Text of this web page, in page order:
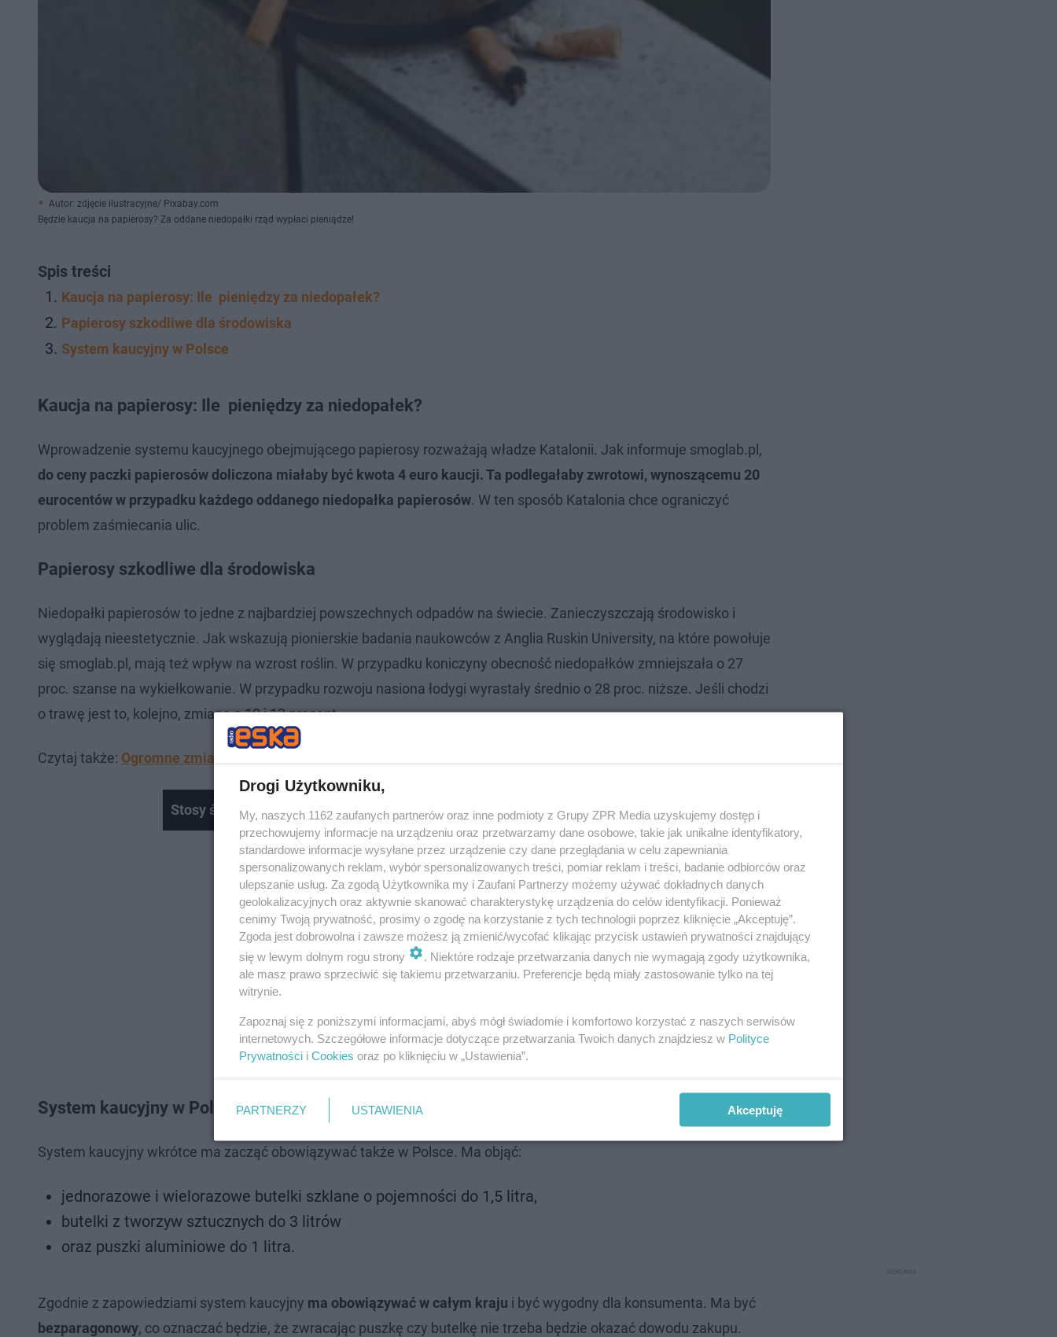
Autor: zdjęcie ilustracyjne/ Pixabay.com
Będzie kaucja na papierosy? Za oddane niedopałki rząd wypłaci pieniądze!
Spis treści
Kaucja na papierosy: Ile pieniędzy za niedopałek?
Papierosy szkodliwe dla środowiska
System kaucyjny w Polsce
Kaucja na papierosy: Ile pieniędzy za niedopałek?
Wprowadzenie systemu kaucyjnego obejmującego papierosy rozważają władze Katalonii. Jak informuje smoglab.pl,
do ceny paczki papierosów doliczona miałaby być kwota 4 euro kaucji. Ta podlegałaby zwrotowi, wynoszącemu 20
eurocentów w przypadku każdego oddanego niedopałka papierosów. W ten sposób Katalonia chce ograniczyć
problem zaśmiecania ulic.
Papierosy szkodliwe dla środowiska
Niedopałki papierosów to jedne z najbardziej powszechnych odpadów na świecie. Zanieczyszczają środowisko i
wyglądają nieestetycznie. Jak wskazują pionierskie badania naukowców z Anglia Ruskin University, na które powołuje
się smoglab.pl, mają też wpływ na wzrost roślin. W przypadku koniczyny obecność niedopałków zmniejszała o 27
proc. szanse na wykiełkowanie. W przypadku rozwoju nasiona łodygi wyrastały średnio o 28 proc. niższe. Jeśli chodzi
o trawę jest to, kolejno, zmiana o 10 i 13 procent.
Czytaj także: Ogromne zmiany w sklepach. Rząd wprowadza system kaucyjny
Stosy śmieci w Lesie Bródnowskim
System kaucyjny w Polsce
System kaucyjny wkrótce ma zacząć obowiązywać także w Polsce. Ma objąć:
jednorazowe i wielorazowe butelki szklane o pojemności do 1,5 litra,
butelki z tworzyw sztucznych do 3 litrów
oraz puszki aluminiowe do 1 litra.
Zgodnie z zapowiedziami system kaucyjny ma obowiązywać w całym kraju i być wygodny dla konsumenta. Ma być
bezparagonowy, co oznaczać będzie, że zwracając puszkę czy butelkę nie trzeba będzie okazać dowodu zakupu.
Drogi Użytkowniku,
My, naszych 1162 zaufanych partnerów oraz inne podmioty z Grupy ZPR Media uzyskujemy dostęp i
przechowujemy informacje na urządzeniu oraz przetwarzamy dane osobowe, takie jak unikalne identyfikatory,
standardowe informacje wysyłane przez urządzenie czy dane przeglądania w celu zapewniania
spersonalizowanych reklam, wybór spersonalizowanych treści, pomiar reklam i treści, badanie odbiorców oraz
ulepszanie usług. Za zgodą Użytkownika my i Zaufani Partnerzy możemy używać dokładnych danych
geolokalizacyjnych oraz aktywnie skanować charakterystykę urządzenia do celów identyfikacji. Ponieważ
cenimy Twoją prywatność, prosimy o zgodę na korzystanie z tych technologii poprzez kliknięcie „Akceptuję”.
Zgoda jest dobrowolna i zawsze możesz ją zmienić/wycofać klikając przycisk ustawień prywatności znajdujący
się w lewym dolnym rogu strony
. Niektóre rodzaje przetwarzania danych nie wymagają zgody użytkownika,
ale masz prawo sprzeciwić się takiemu przetwarzaniu. Preferencje będą miały zastosowanie tylko na tej
witrynie.
Zapoznaj się z poniższymi informacjami, abyś mógł świadomie i komfortowo korzystać z naszych serwisów
internetowych. Szczegółowe informacje dotyczące przetwarzania Twoich danych znajdziesz w Polityce
Prywatności i Cookies oraz po kliknięciu w „Ustawienia”.
PARTNERZY USTAWIENIA Akceptuję